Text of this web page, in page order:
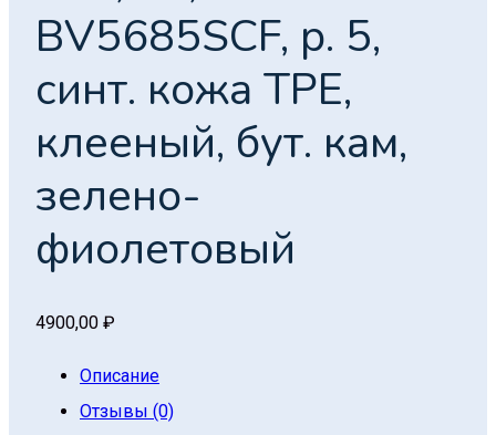
BV5685SCF, р. 5,
синт. кожа TPE,
клееный, бут. кам,
зелено-
фиолетовый
4900,00 ₽
Описание
Отзывы (0)